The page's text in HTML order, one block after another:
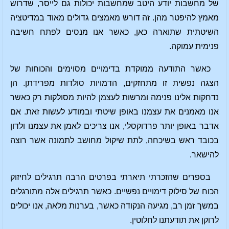
של מחשבות יודע היטב שמחשבות יכולות גם לייסר, שדרוש
מאמץ להיפטר מהן. זה דורש מאמצים גדולים מאוד במדיטציה
השיטתית שתוארה כאן, כאשר אנו מנסים לפתח חשיבה
פנימית עמוקה.
כאשר התודעה ממוקדת בדימויים מסוימים והכוחות של
הצגה נפשית זו מתחזקים, הדמויות סולדות מפרידתן. הן
נדחקות אלינו פנימה ומרשות לעצמן להיות מסולקות רק כאשר
אנו מאמנים את עצמנו באופן שיטתי ובמודע לעשות זאת. אם
אדבר באופן יותר פרדוקסלי, אנו צריכים לאמן את עצמנו ולדון
בכובד ראש בשיכחה, לתת שיקול מחושב לתמונה אשר רוצה
להישאר.
בספרים שהזכרתי תיארתי בפרטים הרבה תרגילים לחיזוק
הכוח של סילוק דימויים נפשיים. כאשר תרגילים אלה מתורגלים
במשך זמן רב, מגיעה הנקודה כאשר, בערנות מלאה, אנו יכולים
לרוקן את תודעתנו לחלוטין.